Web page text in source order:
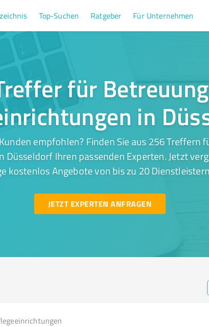
Top-Suchen Ratgeber Für Unternehmen
für
in
empfohlen? Finden Sie aus 256 Treffern
Düsseldorf Ihren passenden Experten. Jetzt
kostenlos Angebote von bis zu 20
JETZT EXPERTEN ANFRAGEN